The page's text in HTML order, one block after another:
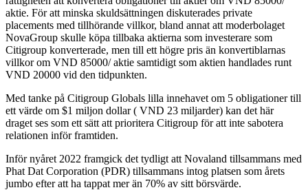
aktie. För att minska skuldsättningen diskuterades private
placements med tillhörande villkor, bland annat att moderbolaget
NovaGroup skulle köpa tillbaka aktierna som investerare som
Citigroup konverterade, men till ett högre pris än konvertiblarnas
villkor om VND 85000/ aktie samtidigt som aktien handlades runt
VND 20000 vid den tidpunkten.
Med tanke på Citigroup Globals lilla innehavet om 5 obligationer till
ett värde om $1 miljon dollar ( VND 23 miljarder) kan det här
draget ses som ett sätt att prioritera Citigroup för att inte sabotera
relationen inför framtiden.
Inför nyåret 2022 framgick det tydligt att Novaland tillsammans med
Phat Dat Corporation (PDR) tillsammans intog platsen som årets
jumbo efter att ha tappat mer än 70% av sitt börsvärde.